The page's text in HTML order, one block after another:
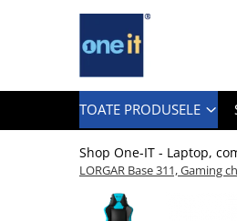
Toate Produsele
Laptop / Notebook
Notebook Consumer
TOATE PRODUSELE
Shop One-IT - Laptop,
LORGAR Base 311, Gaming